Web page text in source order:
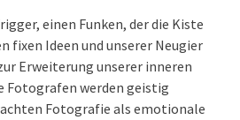
einen Funken, der die Kiste
fixen Ideen und unserer Neugier
Erweiterung unserer inneren
Fotografen werden geistig
Fotografie als emotionale